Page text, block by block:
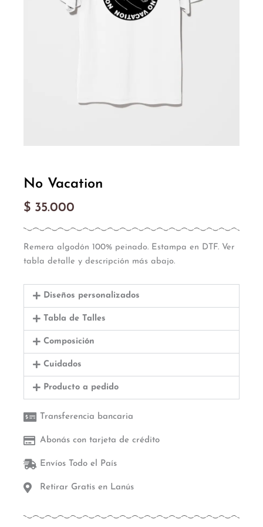
No Vacation
$ 35.000
Remera algodón 100% peinado. Estampa en DTF. Ver
tabla detalle y descripción más abajo.
Diseños personalizados
Tabla de Talles
Composición
Cuidados
Producto a pedido
Transferencia bancaria
Abonás con tarjeta de crédito
Envíos Todo el País
Retirar Gratis en Lanús